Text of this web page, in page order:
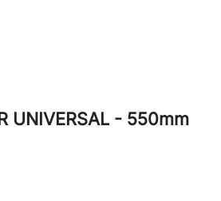
UNIVERSAL - 550mm